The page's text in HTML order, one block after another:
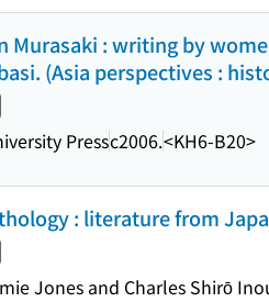
Murasaki : writing by
(Asia perspectives :
Pressc2006.<KH6-B20>
: literature from
Jones and Charles Shirō